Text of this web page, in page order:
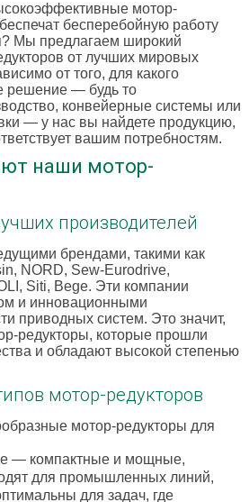
мотор-
бесперебойную работу
Мы предлагаем широкий
от лучших мировых
от того, для какого
решение — будь то
конвейерные системы или
— у нас вы найдете продукцию,
вашим потребностям.
наши мотор-
производителей
брендами, такими как
NORD, Sew-Eurodrive,
Siti, Bege. Эти компании
и инновационными
приводных систем. Это значит,
редукторы, которые прошли
и обладают высокой степенью
мотор-редукторов
мотор-редукторы для
— компактные и мощные,
для промышленных линий,
для задач, где